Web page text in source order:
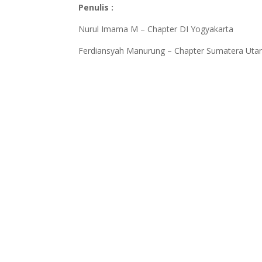
Penulis :
Nurul Imama M – Chapter DI Yogyakarta
Ferdiansyah Manurung – Chapter Sumatera